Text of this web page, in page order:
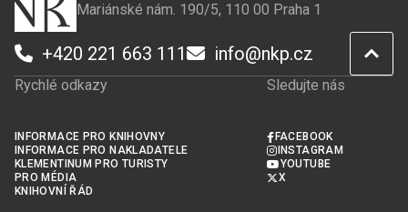
Mariánské nám. 190/5, 110 00 Praha 1
+420 221 663 111 info@nkp.cz
Rychlé odkazy
INFORMACE PRO KNIHOVNY
INFORMACE PRO NAKLADATELE
KLEMENTINUM PRO TURISTY
PRO MÉDIA
KNIHOVNÍ ŘÁD
Sledujte nás
FACEBOOK
INSTAGRAM
YOUTUBE
X